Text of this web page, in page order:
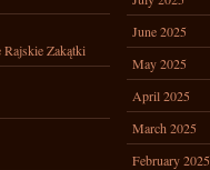
Rajskie Zakątki
June 2025
May 2025
April 2025
March 2025
February 2025